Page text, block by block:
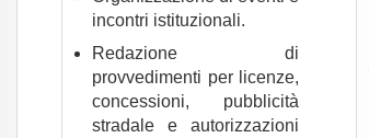
incontri istituzionali.
Redazione di
provvedimenti per licenze,
concessioni, pubblicità
stradale e autorizzazioni